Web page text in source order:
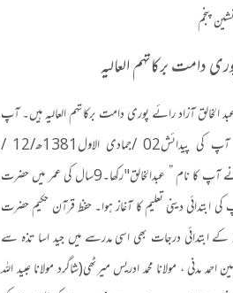
پنجم
دامت برکاتہم العالیہ
الخالق آزاد رائے پوری دامت برکاتہم العالیہ ہیں۔ آپ
کی پیدائش02 / جمادی الاول1381ھ/12 /
آپ کا نام ” عبدالخالق"رکھا۔9سال کی عمر میں حضرت
دینی تعلیم کا آغاز ہوا۔ حفظ قرآن حکیم حضرت
ابتدائی درجات بھی اسی مدرسے میں جید اسا تذہ سے
احمد مدنی ، مولانا محمد ادریس میرٹھی(شاگرد مولانا عبید اللہ